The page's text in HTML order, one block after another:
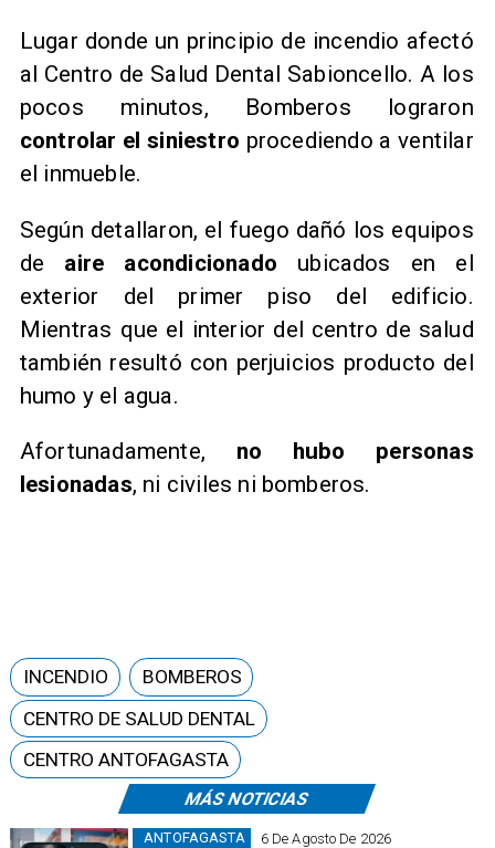
Lugar donde un principio de incendio afectó
al Centro de Salud Dental Sabioncello. A los
pocos minutos, Bomberos lograron
controlar el siniestro procediendo a ventilar
el inmueble.
Según detallaron, el fuego dañó los equipos
de aire acondicionado ubicados en el
exterior del primer piso del edificio.
Mientras que el interior del centro de salud
también resultó con perjuicios producto del
humo y el agua.
Afortunadamente, no hubo personas
lesionadas, ni civiles ni bomberos.
MÁS NOTICIAS
6 De Agosto De 2026
ANTOFAGASTA
INCENDIO
BOMBEROS
CENTRO DE SALUD DENTAL
CENTRO ANTOFAGASTA